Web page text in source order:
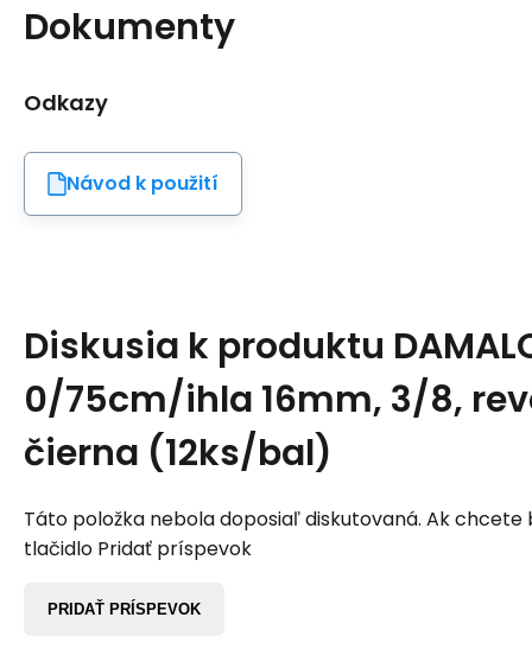
Dokumenty
Odkazy
Návod k použití
Diskusia k produktu
0/75cm/ihla 16mm, 3/8,
čierna (12ks/bal)
Táto položka nebola doposiaľ diskutovaná. Ak chcete
tlačidlo Pridať príspevok
PRIDAŤ PRÍSPEVOK